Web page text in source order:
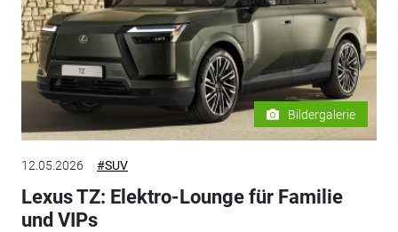
Bildergalerie
12.05.2026 #SUV
Lexus TZ: Elektro-Lounge für Familie
und VIPs